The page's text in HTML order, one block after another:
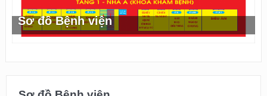
Sơ đồ Bệnh viện